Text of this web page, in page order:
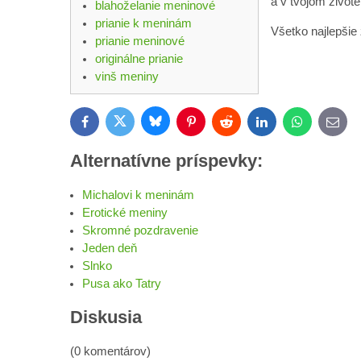
blahoželanie meninové
prianie k meninám
prianie meninové
originálne prianie
vinš meniny
Všetko najlepšie
FacebookTwitter BlueskyPinterestReddit LinkedInWhatsApp
E-
mail
Alternatívne príspevky:
Michalovi k meninám
Erotické meniny
Skromné pozdravenie
Jeden deň
Slnko
Pusa ako Tatry
Diskusia
(0 komentárov)